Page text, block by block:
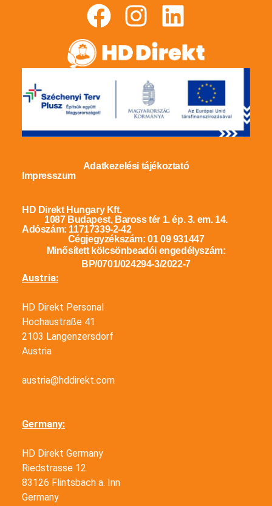
HD Direkt Hungary Kft.
1087 Budapest, Baross tér 1. ép. 3. em. 14.
Adószám: 11717339-2-42
Cégjegyzékszám: 01 09 931447
Minősített kölcsönbeadói engedélyszám:
BP/0701/024294-3/2022-7
Austria:
HD Direkt Personal
Hochaustraße 41
2103 Langenzersdorf
Austria
austria@hddirekt.com
Germany:
HD Direkt Germany
Riedstrasse 12
83126 Flintsbach a. Inn
Germany
Adatkezelési tájékoztató
Impresszum